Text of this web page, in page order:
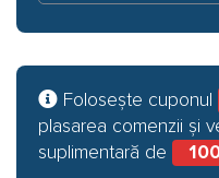
Folosește cuponul
plasarea comenzii și
suplimentară de